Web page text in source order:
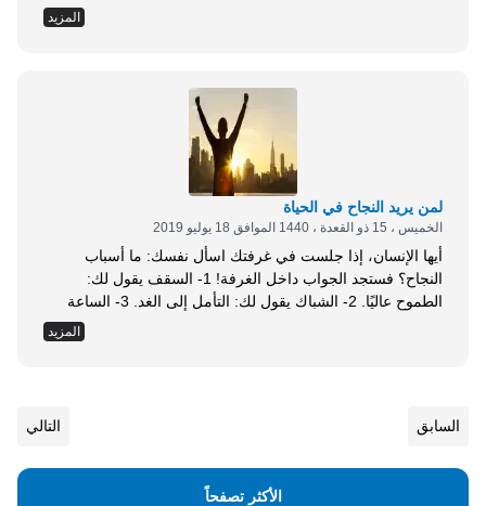
أن يسيطر على أفكارك. ومنهم من يود أن يسيطر على علاقاتك.
ومنهم من يود أن يسيطر على قراراتك؛ فتُصبِح مشلول العقل
ومشاعر وأحاسيس. ومن طرق السيطرة الخفية أيضًا، التي ليس
لها علاقة بلصوص البشر، ما يدور في داخلك من أفكار وقناعات
خاطئة، جعلت منك أسيرَ ومشلولَ...
المزيد
لمن يريد النجاح في الحياة
الخميس ، 15 ذو القعدة ، 1440 الموافق 18 يوليو 2019
أيها الإنسان، إذا جلست في غرفتك اسأل نفسك: ما أسباب
النجاح؟ فستجد الجواب داخل الغرفة! 1- السقف يقول لك:
الطموح عاليًا. 2- الشباك يقول لك: التأمل إلى الغد. 3- الساعة
تقول لك: الوقت ثمين. 4- المرآة تقول لك: ابدأ بنفسك. 5- الباب
بتأمل وإمعان في العقبات القادمة، والاستعداد الجيد لها، هم الذين
المزيد
السابق التالي
الأكثر تصفحاً